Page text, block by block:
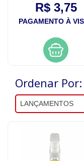
R$ 3,75
PAGAMENTO À
Ordenar Por: